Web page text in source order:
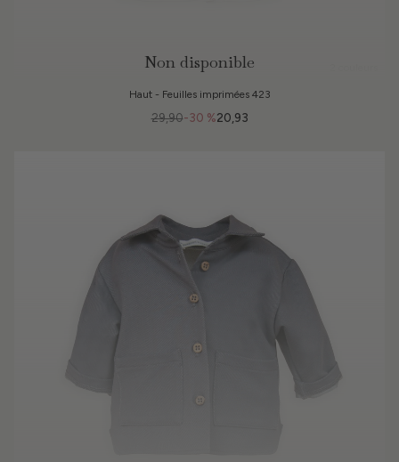
Non disponible
Haut - Feuilles imprimées 423
-30 %
29,90 20,93